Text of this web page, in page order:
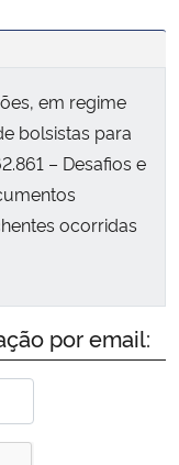
em regime
bolsistas para
– Desafios e
ocorridas
por email: